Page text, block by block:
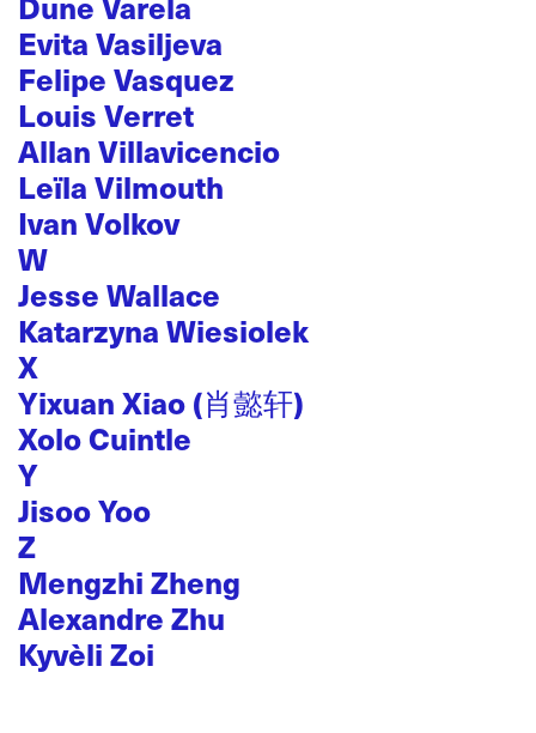
Evita Vasiljeva
Felipe Vasquez
Louis Verret
Allan Villavicencio
Leïla Vilmouth
Ivan Volkov
W
Jesse Wallace
Katarzyna Wiesiolek
X
Yixuan Xiao (肖懿轩)
Xolo Cuintle
Y
Jisoo Yoo
Z
Mengzhi Zheng
Alexandre Zhu
Kyvèli Zoi